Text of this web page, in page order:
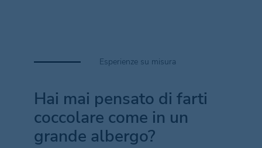
Esperienze su misura
Hai mai pensato di farti
coccolare come in un
grande albergo?